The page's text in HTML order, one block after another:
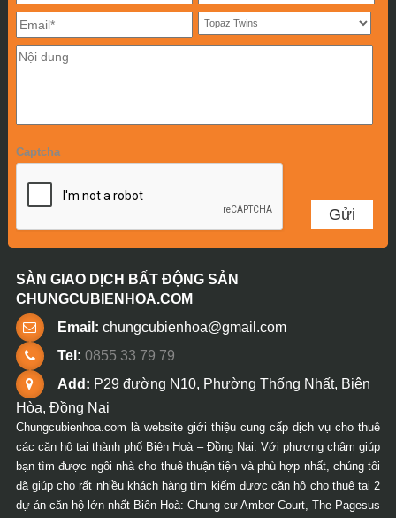
Captcha
SÀN GIAO DỊCH BẤT ĐỘNG SẢN
CHUNGCUBIENHOA.COM
Email: chungcubienhoa@gmail.com
Tel: 0855 33 79 79
Add: P29 đường N10, Phường Thống Nhất, Biên
Hòa, Đồng Nai
Chungcubienhoa.com là website giới thiệu cung cấp dịch vụ cho thuê
các căn hộ tại thành phố Biên Hoà – Đồng Nai. Với phương châm giúp
bạn tìm được ngôi nhà cho thuê thuận tiện và phù hợp nhất, chúng tôi
đã giúp cho rất nhiều khách hàng tìm kiếm được căn hộ cho thuê tại 2
dự án căn hộ lớn nhất Biên Hoà: Chung cư Amber Court, The Pagesus